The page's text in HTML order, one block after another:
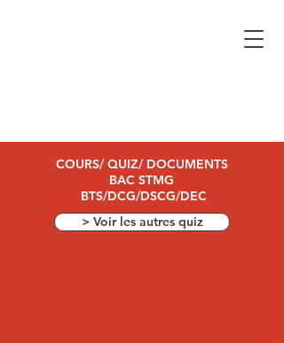
COURS/ QUIZ/ DOCUMENTS
BAC STMG
BTS/DCG/DSCG/DEC
> Voir les autres quiz